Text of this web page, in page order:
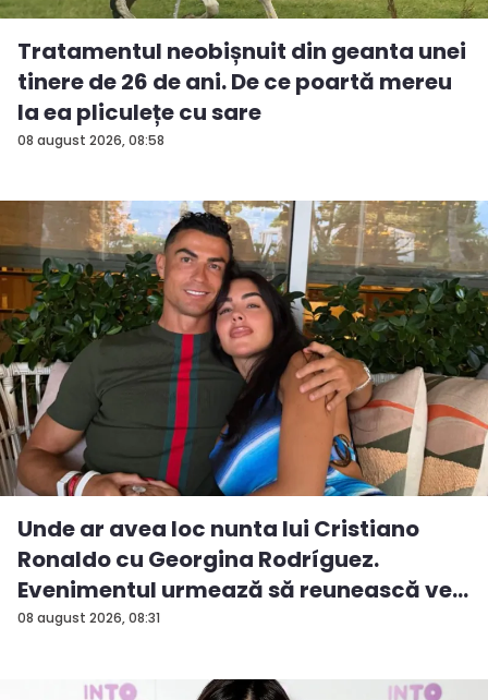
08 august 2026, 08:58
Tratamentul neobișnuit din geanta unei
tinere de 26 de ani. De ce poartă mereu
la ea pliculețe cu sare
08 august 2026, 08:31
Unde ar avea loc nunta lui Cristiano
Ronaldo cu Georgina Rodríguez.
Evenimentul urmează să reunească ve...